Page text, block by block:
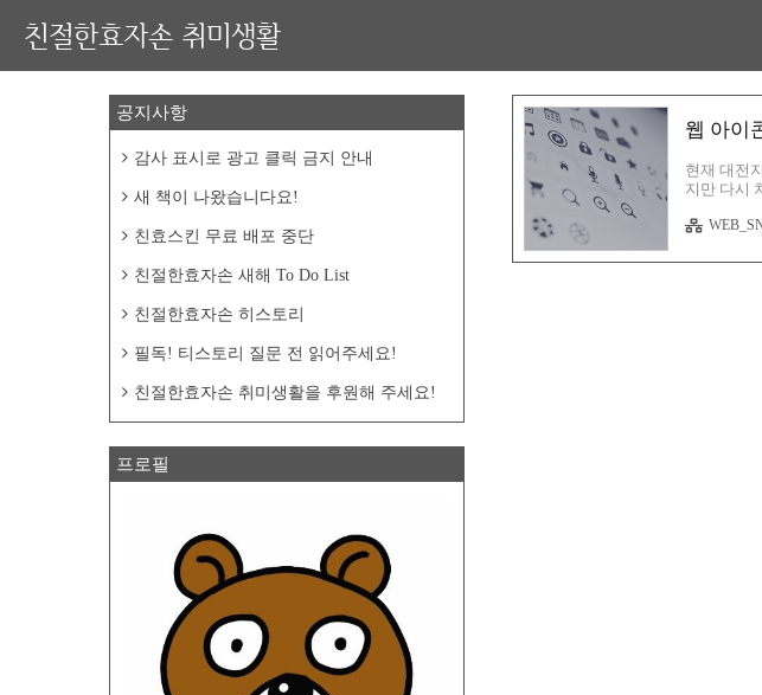
친절한효자손 취미생활
웹 아이
현재 대전
지만 다시
바로 사용
전의 폰
회원 가입
공지사항
감사 표시로 광고 클릭 금지 안내
새 책이 나왔습니다요!
친효스킨 무료 배포 중단
친절한효자손 새해 To Do List
친절한효자손 히스토리
필독! 티스토리 질문 전 읽어주세요!
친절한효자손 취미생활을 후원해 주세요!
프로필